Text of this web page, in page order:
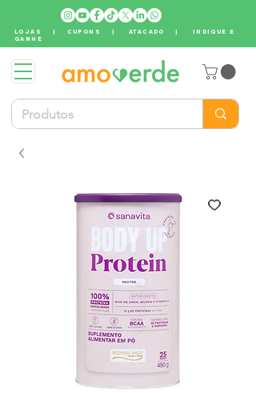
LOJAS | CUPONS |ATACADO | INDIQUE E
GANHE